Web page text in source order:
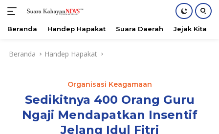
Beranda Handep Hapakat Suara Daerah Jejak Kita
Beranda Handep Hapakat
Organisasi Keagamaan
Sedikitnya 400 Orang Guru
Ngaji Mendapatkan Insentif
Jelang Idul Fitri